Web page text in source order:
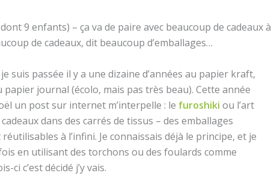
9 enfants) – ça va de paire avec beaucoup de cadeaux à
de cadeaux, dit beaucoup d’emballages…
suis passée il y a une dizaine d’années au papier kraft,
papier journal (écolo, mais pas très beau). Cette année
un post sur internet m’interpelle : le furoshiki ou l’art
dans des carrés de tissus – des emballages
à l’infini. Je connaissais déjà le principe, et je
en utilisant des torchons ou des foulards comme
ci c’est décidé j’y vais.